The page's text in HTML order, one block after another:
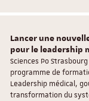
Lancer une
pour le leadership
Sciences Po
programme de
Leadership médical,
transformation du